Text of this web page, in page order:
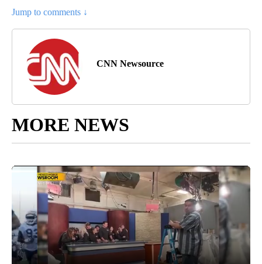
Jump to comments ↓
CNN Newsource
MORE NEWS